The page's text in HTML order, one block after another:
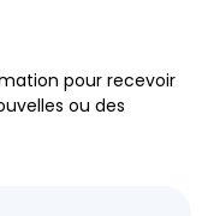
pour recevoir
ou des